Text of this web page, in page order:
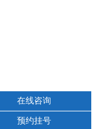
在线咨询
预约挂号